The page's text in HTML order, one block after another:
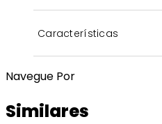
Características
Navegue Por
Similares